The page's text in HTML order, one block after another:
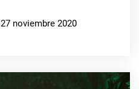
27 noviembre 2020